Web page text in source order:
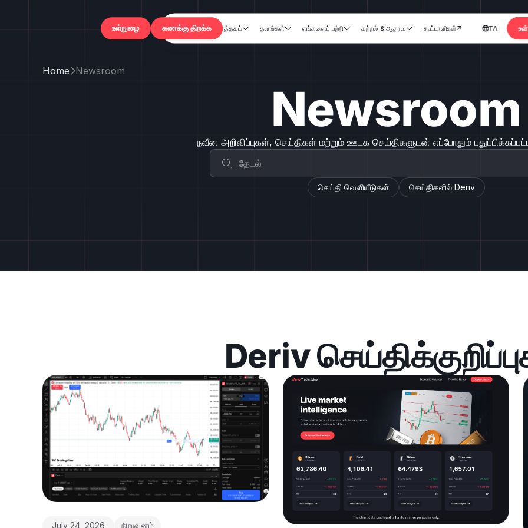
வர்த்தகம் தளங்கள் எங்களைப் பற்றி கற்றல் & ஆதரவு கூட்டாளிகள் TA
உள்நுழை கணக்கு திறக்க
HomeNewsroom
Newsroom
நவீன அறிவிப்புகள், செய்திகள் மற்றும் ஊடக செய்திகளுடன் எப்போதும்
செய்தி வெளியீடுகள் செய்திகளில் Deriv
Deriv
July 24, 2026 நிறுவனம்